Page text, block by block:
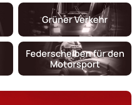
Grüner Verkehr
Federscheiben für den
Motorsport